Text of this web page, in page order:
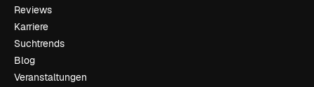
Reviews
Karriere
Suchtrends
Blog
Veranstaltungen